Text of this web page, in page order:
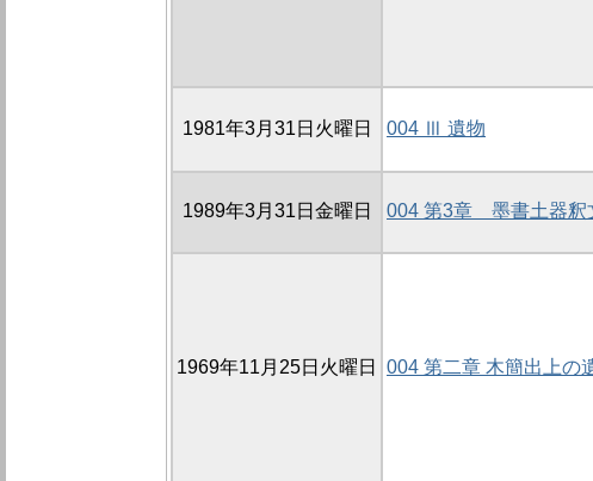
1981年3月31日火曜日 004 Ⅲ 遺物
1989年3月31日金曜日 004 第3章 墨書土器釈
1969年11月25日火曜日 004 第二章 木簡出上の